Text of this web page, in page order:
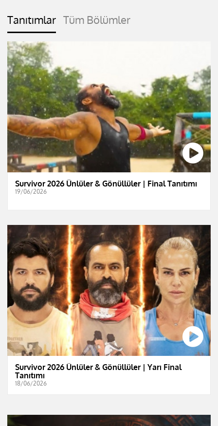
Tanıtımlar Tüm Bölümler
Survivor 2026 Ünlüler & Gönüllüler | Final Tanıtımı
19/06/2026
Survivor 2026 Ünlüler & Gönüllüler | Yarı Final
Tanıtımı
18/06/2026